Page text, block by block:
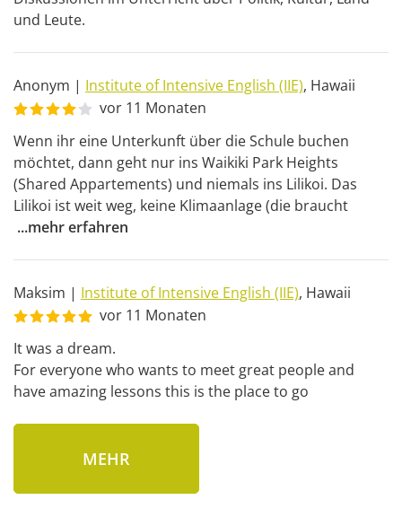
und Leute.
Anonym | Institute of Intensive English (IIE), Hawaii
vor 11 Monaten
Wenn ihr eine Unterkunft über die Schule buchen
möchtet, dann geht nur ins Waikiki Park Heights
(Shared Appartements) und niemals ins Lilikoi. Das
Lilikoi ist weit weg, keine Klimaanlage (die braucht
...mehr erfahren
Maksim | Institute of Intensive English (IIE), Hawaii
vor 11 Monaten
It was a dream.
For everyone who wants to meet great people and
have amazing lessons this is the place to go
MEHR